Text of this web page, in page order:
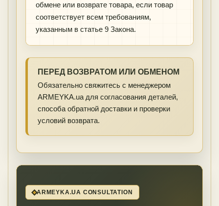
обмене или возврате товара, если товар
соответствует всем требованиям,
указанным в статье 9 Закона.
ПЕРЕД ВОЗВРАТОМ ИЛИ ОБМЕНОМ
Обязательно свяжитесь с менеджером
ARMEYKA.ua для согласования деталей,
способа обратной доставки и проверки
условий возврата.
ARMEYKA.UA CONSULTATION